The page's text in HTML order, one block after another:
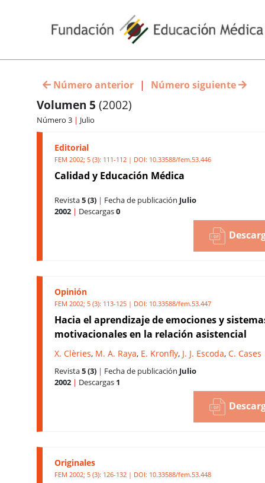
Número siguiente
|
Número anterior
Volumen 5 (2002)
Número 3 | Julio
Editorial
FEM 2002; 5 (3): 111-112 | DOI: 10.33588/fem.53.446
Calidad y Educación Médica
Revista5 (3) | Fecha de publicación Julio
2002 | Descargas0
Opinión
FEM 2002; 5 (3): 113-125 | DOI: 10.33588/fem.53.447
Hacia el aprendizaje de emociones y
motivacionales en la relación asistencial
X. Clèries, M. A. Raya, E. Kronfly, J. J. Escoda, C. Cases
Revista5 (3) | Fecha de publicación Julio
2002 | Descargas 1
Originales
FEM 2002; 5 (3): 126-132 | DOI: 10.33588/fem.53.448